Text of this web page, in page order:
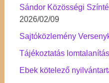
Sándor Közösségi
2026/02/09
Sajtóközlemény
Tájékoztatás
Ebek kötelező